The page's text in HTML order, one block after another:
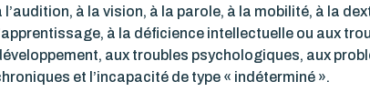
l’audition, à la vision, à la parole, à la mobilité, à la
à la déficience intellectuelle ou aux
aux troubles psychologiques, aux
et l’incapacité de type « indéterminé ».